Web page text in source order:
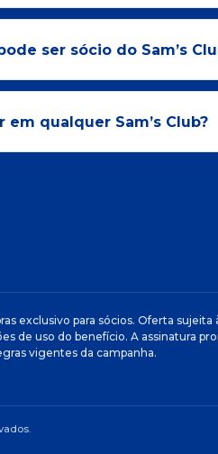
ser sócio do Sam’s
em qualquer Sam’s Club?
exclusivo para sócios. Oferta sujeita
de uso do benefício. A assinatura
vigentes da campanha.